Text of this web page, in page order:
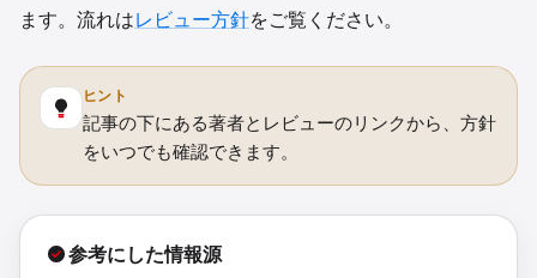
ます。流れはレビュー方針をご覧ください。
ヒント
記事の下にある著者とレビューのリンクから、方針
をいつでも確認できます。
参考にした情報源